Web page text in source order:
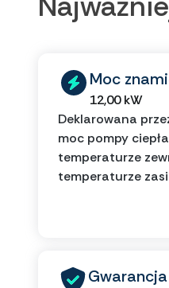
Moc
12,00 kW
Deklarowana
moc pompy
temperaturze
temperaturze
Gwarancja